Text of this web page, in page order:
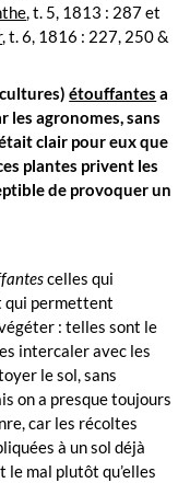
, t. 5, 1813 : 287 et
, t. 6, 1816 : 227, 250 &
cultures)étouffantes a
les agronomes, sans
clair pour eux que
plantes privent les
de provoquer un
celles qui
qui permettent
: telles sont le
intercaler avec les
le sol, sans
on a presque toujours
car les récoltes
à un sol déjà
le mal plutôt qu’elles